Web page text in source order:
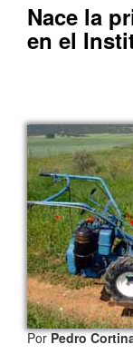
Nace la
en el
PorPedro